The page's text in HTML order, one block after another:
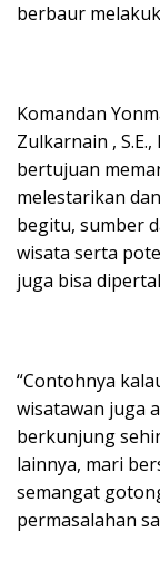
berbaur
Komandan
Zulkarnain ,
bertujuan
melestarikan
begitu, sumber
wisata serta
juga bisa
“Contohnya
wisatawan juga
berkunjung
lainnya, mari
semangat
permasalahan